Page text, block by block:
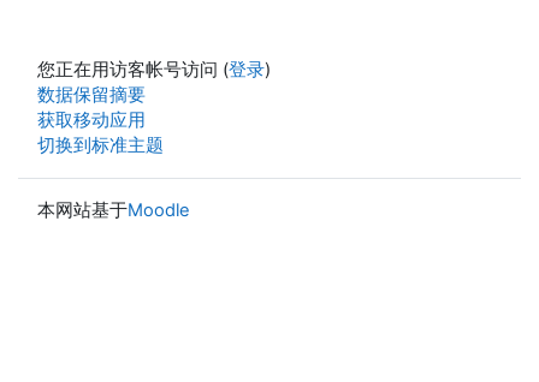
您正在用访客帐号访问 (登录)
‎数据保留摘要‎
获取移动应用
切换到标准主题
本网站基于Moodle